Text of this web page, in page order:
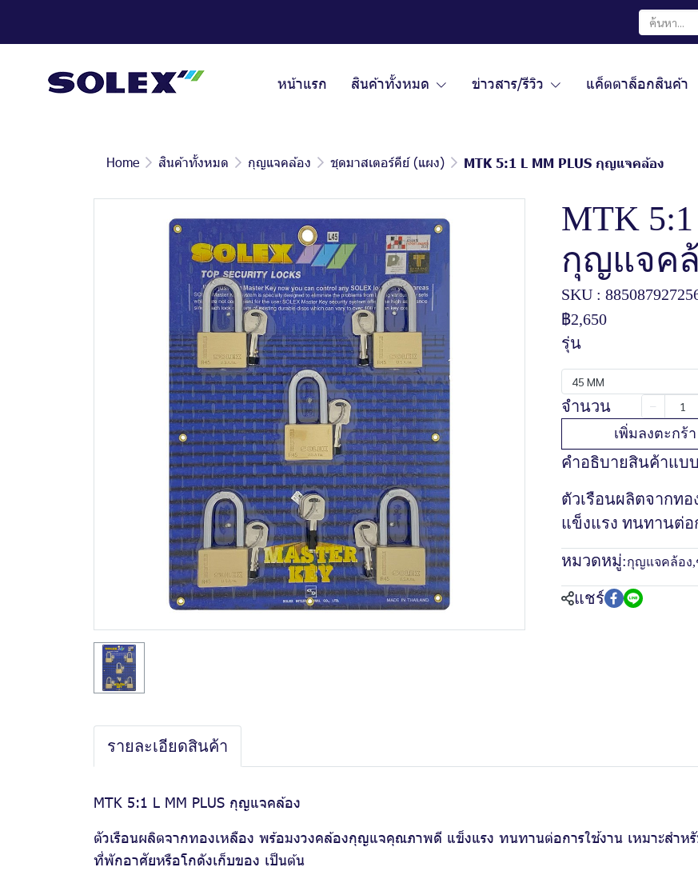
หน้าแรก สินค้าทั้งหมด ข่าวสาร/รีวิว แค็ตตาล็อกสินค้า
Home สินค้าทั้งหมด กุญแจคล้อง ชุดมาสเตอร์คีย์ (แผง) MTK 5:1 L MM PLUS กุญแจคล้อง
MTK
กุญแจค
SKU :
฿2,650
รุ่น
45 MM
จำนวน
เพิ่มลงตะกร้า
คำอธิบายสินค้าแบ
ตัวเรือนผลิตจากท
แข็งแรง ทนทานต่อ
หมวดหมู่:กุญแจคล้อง,
แชร์
รายละเอียดสินค้า
MTK 5:1 L MM PLUS กุญแจคล้อง
ตัวเรือนผลิตจากทองเหลือง พร้อมงวงคล้องกุญแจคุณภาพดี แข็งแรง ทนทานต่อการใช้งาน เหมาะสำห
ที่พักอาศัยหรือโกดังเก็บของ เป็นต้น